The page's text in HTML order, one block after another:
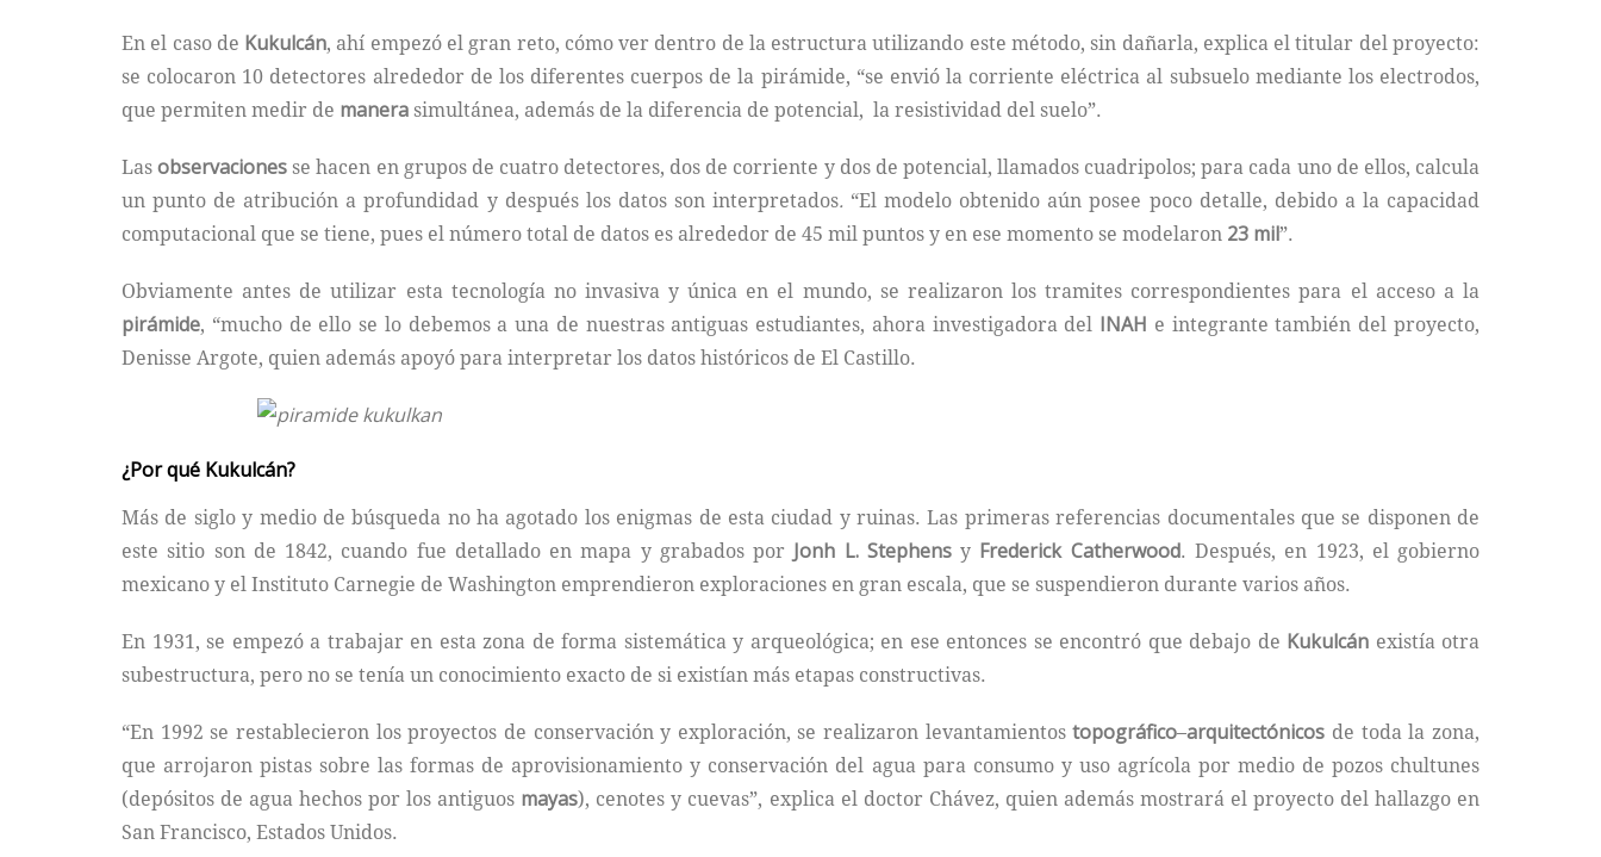
En el caso de Kukulcán, ahí empezó el gran reto, cómo ver dentro de la estructura utilizando este método, sin dañarla, explica el titular del proyecto:
se colocaron 10 detectores alrededor de los diferentes cuerpos de la pirámide, “se envió la corriente eléctrica al subsuelo mediante los electrodos,
que permiten medir de manerasimultánea, además de la diferencia de potencial, la resistividad del suelo”.
Lasobservacionesse hacen en grupos de cuatro detectores, dos de corriente y dos de potencial, llamados cuadripolos; para cada uno de ellos, calcula
un punto de atribución a profundidad y después los datos son interpretados. “El modelo obtenido aún posee poco detalle, debido a la capacidad
computacional que se tiene, pues el número total de datos es alrededor de 45 mil puntos y en ese momento se modelaron 23 mil”.
Obviamente antes de utilizar esta tecnología no invasiva y única en el mundo, se realizaron los tramites correspondientes para el acceso a la
pirámide, “mucho de ello se lo debemos a una de nuestras antiguas estudiantes, ahora investigadora del INAH e integrante también del proyecto,
Denisse Argote, quien además apoyó para interpretar los datos históricos de El Castillo.
¿Por qué Kukulcán?
Más de siglo y medio de búsqueda no ha agotado los enigmas de esta ciudad y ruinas. Las primeras referencias documentales que se disponen de
este sitio son de 1842, cuando fue detallado en mapa y grabados por Jonh L. Stephensy Frederick Catherwood. Después, en 1923, el gobierno
mexicano y el Instituto Carnegie de Washington emprendieron exploraciones en gran escala, que se suspendieron durante varios años.
En 1931, se empezó a trabajar en esta zona de forma sistemática y arqueológica; en ese entonces se encontró que debajo de Kukulcán existía otra
subestructura, pero no se tenía un conocimiento exacto de si existían más etapas constructivas.
“En 1992 se restablecieron los proyectos de conservación y exploración, se realizaron levantamientostopográfico–arquitectónicos de toda la zona,
que arrojaron pistas sobre las formas de aprovisionamiento y conservación del agua para consumo y uso agrícola por medio de pozos chultunes
(depósitos de agua hechos por los antiguos mayas), cenotes y cuevas”, explica el doctor Chávez, quien además mostrará el proyecto del hallazgo en
San Francisco, Estados Unidos.